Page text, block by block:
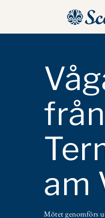
från
am
Mötet genomförs